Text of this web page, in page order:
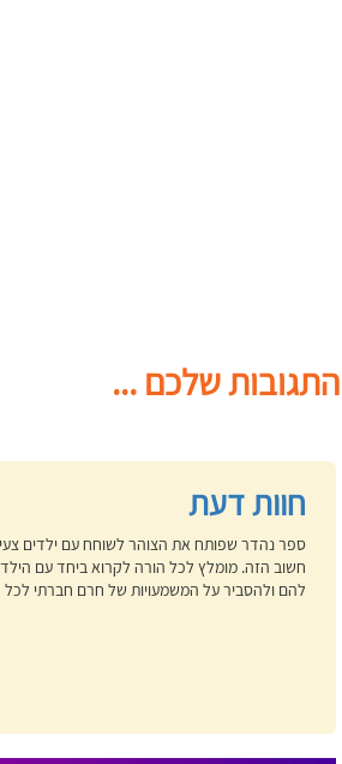
התגובות שלכם ...
חוות דעת
ספר נהדר שפותח את הצוהר לשוחח עם ילדים
חשוב הזה. מומלץ לכל הורה לקרוא ביחד עם
להם ולהסביר על המשמעויות של חרם חברתי לכל